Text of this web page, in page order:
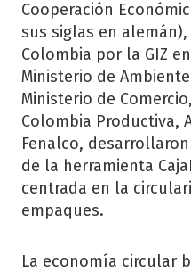
Cooperación
sus siglas en
Colombia por la GIZ
Ministerio de
Ministerio de
Colombia Productiva,
Fenalco,
de la herramienta
centrada en la
empaques.
La economía circular